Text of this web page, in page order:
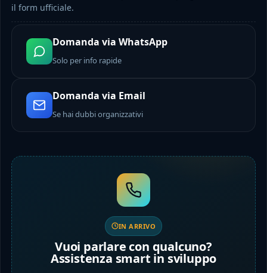
il form ufficiale.
Domanda via WhatsApp
Solo per info rapide
Domanda via Email
Se hai dubbi organizzativi
IN ARRIVO
Vuoi parlare con qualcuno?
Assistenza smart in sviluppo